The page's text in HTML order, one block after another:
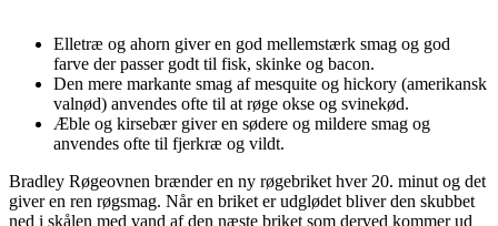
Elletræ og ahorn giver en god mellemstærk smag og god
farve der passer godt til fisk, skinke og bacon.
Den mere markante smag af mesquite og hickory (amerikansk
valnød) anvendes ofte til at røge okse og svinekød.
Æble og kirsebær giver en sødere og mildere smag og
anvendes ofte til fjerkræ og vildt.
Bradley Røgeovnen brænder en ny røgebriket hver 20. minut og det
giver en ren røgsmag. Når en briket er udglødet bliver den skubbet
ned i skålen med vand af den næste briket som derved kommer ud